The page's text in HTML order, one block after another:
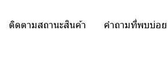
ติดตามสถานะสินค้า คำถามที่พบบ่อย